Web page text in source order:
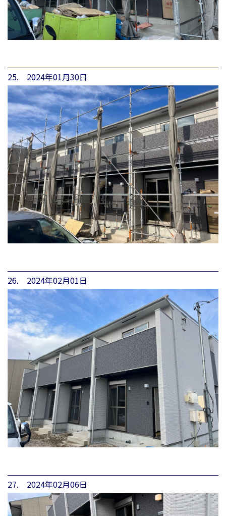
25. 2024年01月30日
26. 2024年02月01日
27. 2024年02月06日